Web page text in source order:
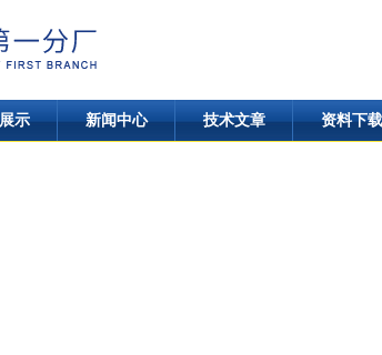
示 新闻中心 技术文章 资料下载